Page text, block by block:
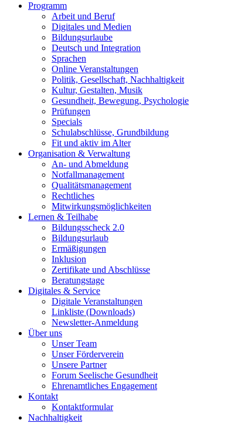
Programm
Arbeit und Beruf
Digitales und Medien
Bildungsurlaube
Deutsch und Integration
Sprachen
Online Veranstaltungen
Politik, Gesellschaft, Nachhaltigkeit
Kultur, Gestalten, Musik
Gesundheit, Bewegung, Psychologie
Prüfungen
Specials
Schulabschlüsse, Grundbildung
Fit und aktiv im Alter
Organisation & Verwaltung
An- und Abmeldung
Notfallmanagement
Qualitätsmanagement
Rechtliches
Mitwirkungsmöglichkeiten
Lernen & Teilhabe
Bildungsscheck 2.0
Bildungsurlaub
Ermäßigungen
Inklusion
Zertifikate und Abschlüsse
Beratungstage
Digitales & Service
Digitale Veranstaltungen
Linkliste (Downloads)
Newsletter-Anmeldung
Über uns
Unser Team
Unser Förderverein
Unsere Partner
Forum Seelische Gesundheit
Ehrenamtliches Engagement
Kontakt
Kontaktformular
Nachhaltigkeit